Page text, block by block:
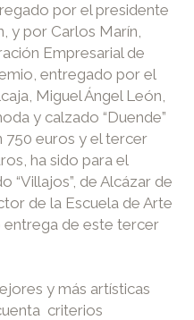
por el presidente
y por Carlos Marín,
Empresarial de
entregado por el
Miguel Ángel León,
y calzado “Duende”
750 euros y el tercer
ha sido para el
“Villajos”, de Alcázar de
de la Escuela de Arte
entrega de este tercer
y más artísticas
criterios